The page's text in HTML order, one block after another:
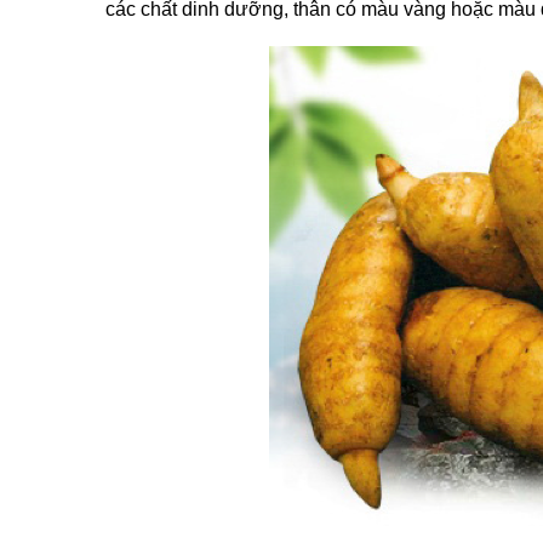
các chất dinh dưỡng, thân có màu vàng hoặc